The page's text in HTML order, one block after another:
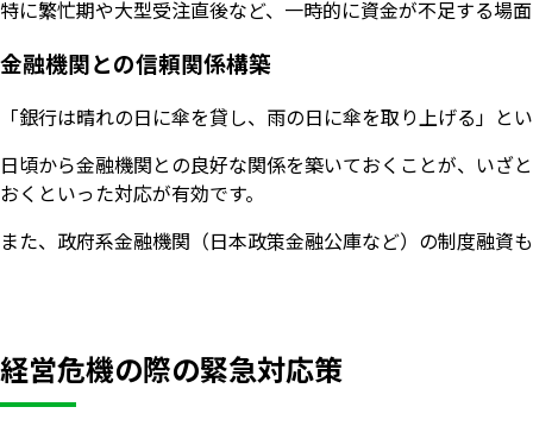
特に繁忙期や大型受注直後など、一時的に資金が不足する場
金融機関との信頼関係構築
「銀行は晴れの日に傘を貸し、雨の日に傘を取り上げる」
日頃から金融機関との良好な関係を築いておくことが、いざ
おくといった対応が有効です。
また、政府系金融機関（日本政策金融公庫など）の制度融資
経営危機の際の緊急対応策